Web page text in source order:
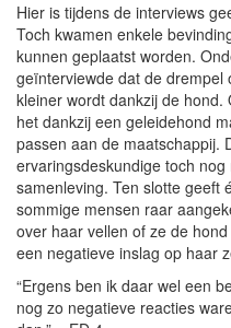
Hier is tijdens de interviews
Toch kwamen enkele
kunnen geplaatst worden.
geïnterviewde dat de
kleiner wordt dankzij de
het dankzij een geleidehond
passen aan de maatschappij.
ervaringsdeskundige toch
samenleving. Ten slotte geeft
sommige mensen raar
over haar vellen of ze de
een negatieve inslag op haar
“Ergens ben ik daar wel een
nog zo negatieve reacties